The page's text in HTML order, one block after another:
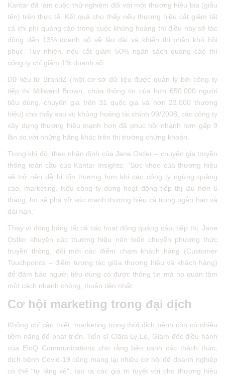
Kantar đã làm cuộc thử nghiệm đối với một thương hiệu bia (giấu
tên) trên thực tế. Kết quả cho thấy nếu thương hiệu cắt giảm tất
cả chi phí quảng cáo trong cuộc khủng hoảng thì điều này sẽ tác
động đến 13% doanh số về lâu dài và khiến thị phần khó hồi
phục. Tuy nhiên, nếu cắt giảm 50% ngân sách quảng cáo thì
công ty chỉ giảm 1% doanh số.
Dữ liệu từ BrandZ (một cơ sở dữ liệu được quản lý bởi công ty
tiếp thị Millward Brown, chứa thông tin của hơn 650.000 người
tiêu dùng, chuyên gia trên 31 quốc gia và hơn 23.000 thương
hiệu) cho thấy sau vụ khủng hoảng tài chính 09/2008, các công ty
xây dựng thương hiệu mạnh hơn đã phục hồi nhanh hơn gấp 9
lần so với những hãng khác trên thị trường chứng khoán.
Trong khi đó, theo nhận định của Jane Ostler – chuyên gia truyền
thông toàn cầu của Kantar Insights: “Sức khỏe của thương hiệu
sẽ trở nên dễ bị tổn thương hơn khi các công ty ngừng quảng
cáo, marketing. Nếu công ty dừng hoạt động tiếp thị lâu hơn 6
tháng, họ sẽ phá vỡ sức mạnh thương hiệu cả trong ngắn hạn và
dài hạn.”
Thay vì đóng băng tất cả các hoạt động quảng cáo, tiếp thị, Jane
Ostler khuyên các thương hiệu nên biến chuyển phương thức
truyền thông, đổi mới các điểm chạm khách hàng (Customer
Touchpoints – điểm tương tác giữa thương hiệu và khách hàng)
để đảm bảo người tiêu dùng có được thông tin mà họ quan tâm
một cách nhanh chóng, thuận tiện nhất.
Cơ hội marketing trong đại dịch
Không chỉ cần thiết, marketing trong thời dịch bệnh còn có nhiều
tiềm năng để phát triển. Tiến sĩ Clāra Ly-Le, Giám đốc điều hành
của EloQ Communications cho rằng bên cạnh các thách thức,
dịch bệnh Covid-19 cũng mang lại nhiều cơ hội để doanh nghiệp
có thể “tự lăng xê”, tạo ra các giá trị tuyệt vời cho thương hiệu